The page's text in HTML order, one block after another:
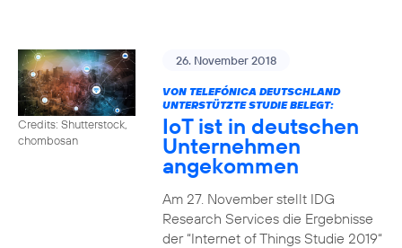
Credits: Shutterstock,
chombosan
26. November 2018
VON TELEFÓNICA DEUTSCHLAND
UNTERSTÜTZTE STUDIE BELEGT:
IoT ist in deutschen
Unternehmen
angekommen
Am 27. November stellt IDG
Research Services die Ergebnisse
der “Internet of Things Studie 2019“